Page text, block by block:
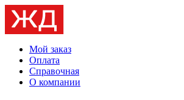
Мой заказ
Оплата
Справочная
О компании